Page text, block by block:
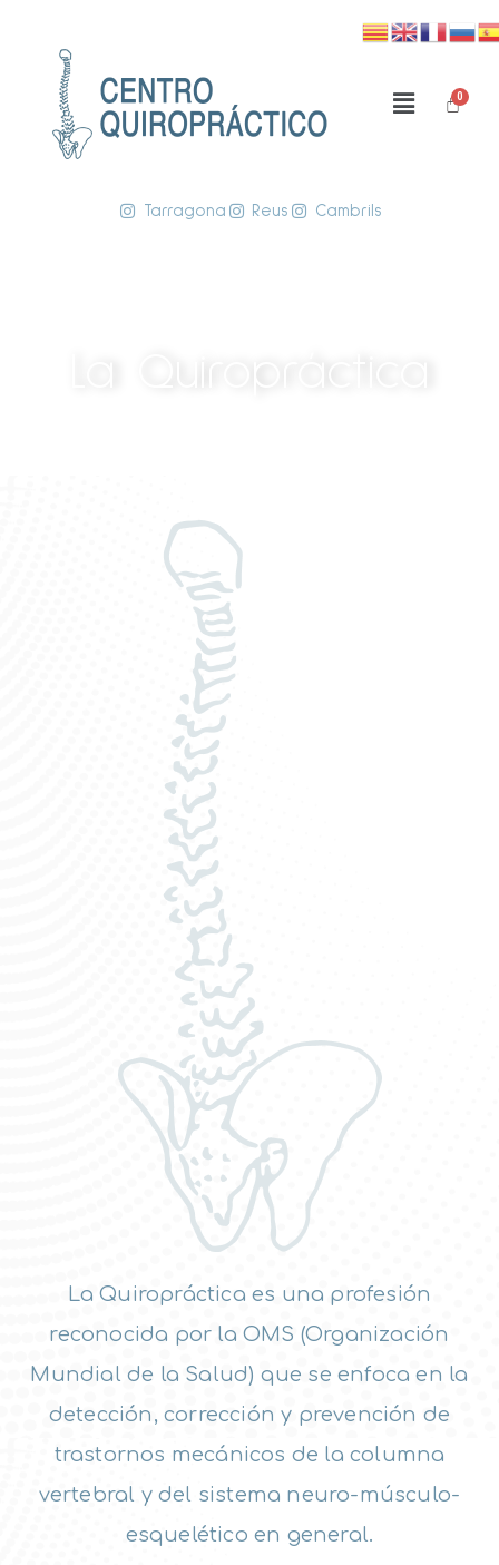
Tarragona Reus Cambrils
La Quiropráctica es una profesión
reconocida por la OMS (Organización
Mundial de la Salud) que se enfoca en la
detección, corrección y prevención de
trastornos mecánicos de la columna
vertebral y del sistema neuro-músculo-
esquelético en general.